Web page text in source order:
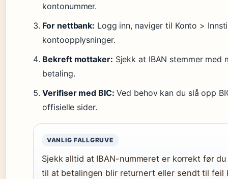
kontonummer.
For nettbank: Logg inn, naviger til Konto >
kontoopplysninger.
Bekreft mottaker: Sjekk at IBAN stemmer
betaling.
Verifiser med BIC: Ved behov kan du slå opp
offisielle sider.
VANLIG FALLGRUVE
Sjekk alltid at IBAN-nummeret er korrekt før
til at betalingen blir returnert eller sendt til feil